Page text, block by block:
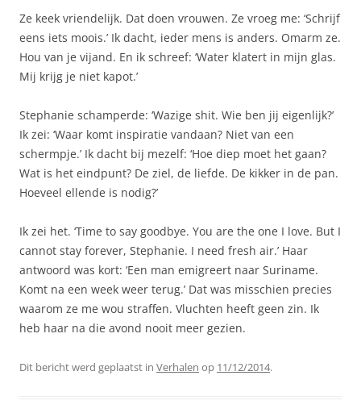
Ze keek vriendelijk. Dat doen vrouwen. Ze vroeg me: ‘Schrijf
eens iets moois.’ Ik dacht, ieder mens is anders. Omarm ze.
Hou van je vijand. En ik schreef: ‘Water klatert in mijn glas.
Mij krijg je niet kapot.’
Stephanie schamperde: ‘Wazige shit. Wie ben jij eigenlijk?’
Ik zei: ‘Waar komt inspiratie vandaan? Niet van een
schermpje.’ Ik dacht bij mezelf: ‘Hoe diep moet het gaan?
Wat is het eindpunt? De ziel, de liefde. De kikker in de pan.
Hoeveel ellende is nodig?’
Ik zei het. ‘Time to say goodbye. You are the one I love. But I
cannot stay forever, Stephanie. I need fresh air.’ Haar
antwoord was kort: ‘Een man emigreert naar Suriname.
Komt na een week weer terug.’ Dat was misschien precies
waarom ze me wou straffen. Vluchten heeft geen zin. Ik
heb haar na die avond nooit meer gezien.
Dit bericht werd geplaatst in Verhalen op 11/12/2014.